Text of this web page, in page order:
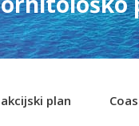
akcijski plan